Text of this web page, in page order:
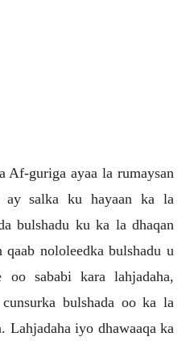
Af-guriga ayaa la rumaysan
salka ku hayaan ka la
bulshadu ku ka la dhaqan
nololeedka bulshadu u
oo sababi kara lahjadaha,
bulshada oo ka la
Lahjadaha iyo dhawaaqa ka